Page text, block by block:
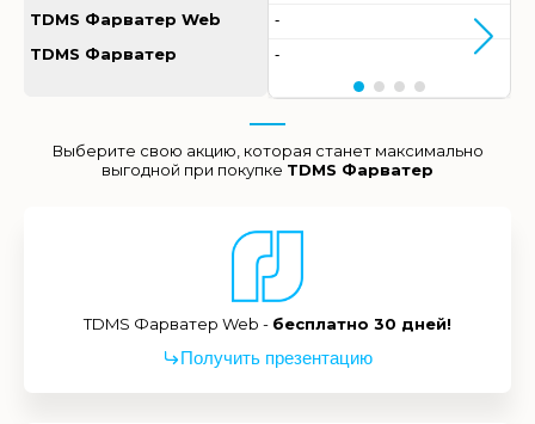
TDMS Фарватер Web
TDMS Фарватер
-
-
Выберите свою акцию, которая станет максимально
выгодной при покупке TDMS Фарватер
TDMS Фарватер Web - бесплатно 30 дней!
Получить презентацию